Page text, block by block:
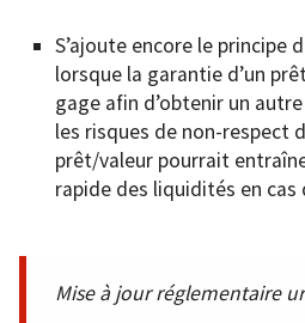
S’ajoute encore le principe
lorsque la garantie d’un
gage afin d’obtenir un
les risques de non-respect
prêt/valeur pourrait
rapide des liquidités en
Mise à jour réglementaire